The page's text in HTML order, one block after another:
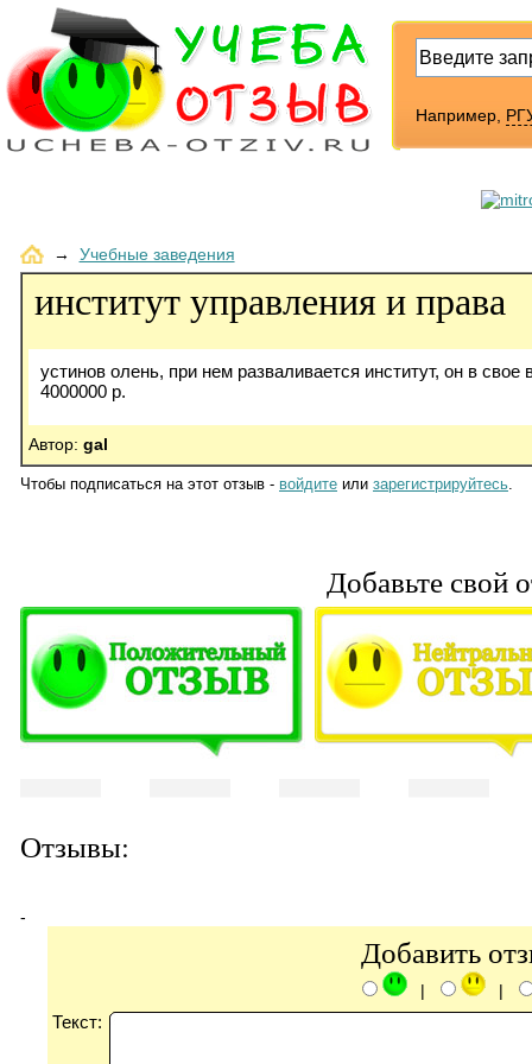
Например,
→ Учебные заведения
институт управления и права
устинов олень, при нем разваливается институт, он в
4000000 р.
Автор: gal
Чтобы подписаться на этот отзыв - войдите или зарегистрируйтесь.
Добавьте свой
Отзывы:
-
Добавить
| |
Текст: